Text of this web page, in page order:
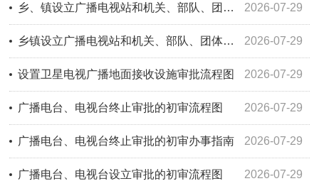
2026-07-29
乡、镇设立广播电视站和机关、部队、团体、企事业单位设立有线广播电视站审批流程图
2026-07-29
乡镇设立广播电视站和机关、部队、团体、企业事业单位设立有线广播电视站审批
2026-07-29
设置卫星电视广播地面接收设施审批流程图
2026-07-29
广播电台、电视台终止审批的初审流程图
2026-07-29
广播电台、电视台终止审批的初审办事指南
2026-07-29
广播电台、电视台设立审批的初审流程图